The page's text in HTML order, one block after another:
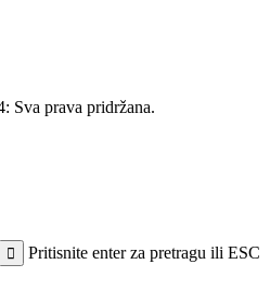
Sva prava pridržana.
Pritisnite enter za pretragu ili ESC